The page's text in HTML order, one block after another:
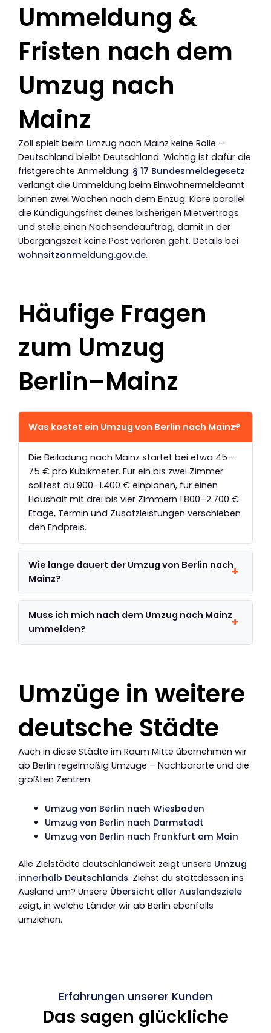
Ummeldung &
Fristen nach dem
Umzug nach
Mainz
Zoll spielt beim Umzug nach Mainz keine Rolle –
Deutschland bleibt Deutschland. Wichtig ist dafür die
fristgerechte Anmeldung: § 17 Bundesmeldegesetz
verlangt die Ummeldung beim Einwohnermeldeamt
binnen zwei Wochen nach dem Einzug. Kläre parallel
die Kündigungsfrist deines bisherigen Mietvertrags
und stelle einen Nachsendeauftrag, damit in der
Übergangszeit keine Post verloren geht. Details bei
wohnsitzanmeldung.gov.de.
Häufige Fragen
zum Umzug
Berlin–Mainz
Was kostet ein Umzug von Berlin nach Mainz?
Die Beiladung nach Mainz startet bei etwa 45–
75 € pro Kubikmeter. Für ein bis zwei Zimmer
solltest du 900–1.400 € einplanen, für einen
Haushalt mit drei bis vier Zimmern 1.800–2.700 €.
Etage, Termin und Zusatzleistungen verschieben
den Endpreis.
Wie lange dauert der Umzug von Berlin nach
Mainz?
Muss ich mich nach dem Umzug nach Mainz
ummelden?
Umzüge in weitere
deutsche Städte
Auch in diese Städte im Raum Mitte übernehmen wir
ab Berlin regelmäßig Umzüge – Nachbarorte und die
größten Zentren:
Umzug von Berlin nach Wiesbaden
Umzug von Berlin nach Darmstadt
Umzug von Berlin nach Frankfurt am Main
Alle Zielstädte deutschlandweit zeigt unsere Umzug
innerhalb Deutschlands. Ziehst du stattdessen ins
Ausland um? Unsere Übersicht aller Auslandsziele
zeigt, in welche Länder wir ab Berlin ebenfalls
umziehen.
Erfahrungen unserer Kunden
Das sagen glückliche